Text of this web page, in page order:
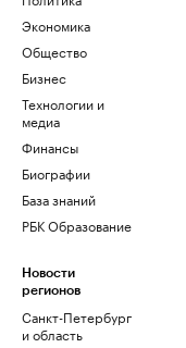
Экономика
Общество
Бизнес
Технологии и
медиа
Финансы
Биографии
База знаний
РБК Образование
Новости
регионов
Санкт-Петербург
и область